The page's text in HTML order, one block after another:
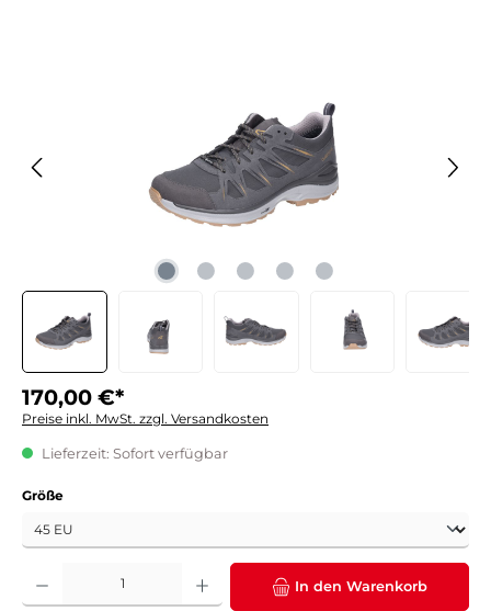
170,00 €*
Preise inkl. MwSt. zzgl. Versandkosten
Lieferzeit: Sofort verfügbar
Größeauswählen
Produkt Anzahl: Gib den gewünschten Wert ein oder benutze die Schaltflächen um
In den Warenkorb